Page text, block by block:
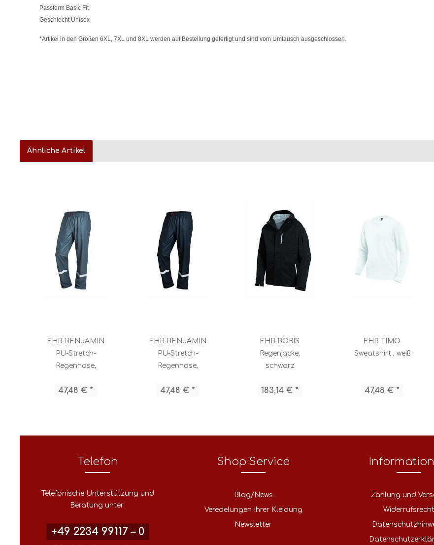
Passform Basic Fit
Geschlecht Unisex
*Artikel in den Größen 6XL, 7XL und 8XL werden auf Bestellung gefertigt und sind vom Umtausch ausgeschlossen.
Ähnliche Artikel
FHB BENJAMIN
PU-Stretch-
Regenhose,
47,48 € *
FHB BENJAMIN
PU-Stretch-
Regenhose,
47,48 € *
FHB BORIS
Regenjacke,
schwarz
183,14 € *
FHB TIMO
Sweatshirt , weiß
47,48 € *
Telefon
Telefonische Unterstützung und
Beratung unter:
+49 2234 99117 – 0
Shop Service
Blog/News
Veredelungen Ihrer Kleidung
Newsletter
Zahlung und
Widerrufsrecht